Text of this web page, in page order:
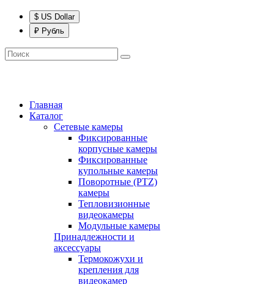
$ US Dollar
₽ Рубль
Главная
Каталог
Сетевые камеры
Фиксированные
корпусные камеры
Фиксированные
купольные камеры
Поворотные (PTZ)
камеры
Тепловизионные
видеокамеры
Модульные камеры
Принадлежности и
аксессуары
Термокожухи и
крепления для
видеокамер